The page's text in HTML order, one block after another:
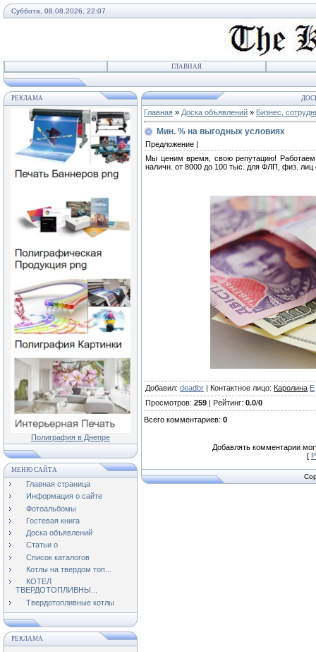
Суббота, 08.08.2026, 22:07
ГЛАВНАЯ
РЕКЛАМА
Полиграфия в Днепре
МЕНЮ САЙТА
Главная страница
Информация о сайте
Фотоальбомы
Гостевая книга
Доска объявлений
Статьи о
Список каталогов
Котлы на твердом топ...
КОТЕЛ
ТВЕРДОТОПЛИВНЫ...
Твердотопливные котлы
РЕКЛАМА
Главная » Доска объявлений » Бизнес,
Мин. % на выгодных условиях
Предложение |
Мы ценим время, свою репутацию!
наличн. от 8000 до 100 тыс. для ФЛП, физ.
Добавил: deadbr | Контактное лицо: Каролина E
Просмотров: 259 | Рейтинг: 0.0/0
Всего комментариев: 0
Добавлять комментарии
[